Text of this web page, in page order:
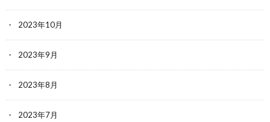
2023年10月
2023年9月
2023年8月
2023年7月